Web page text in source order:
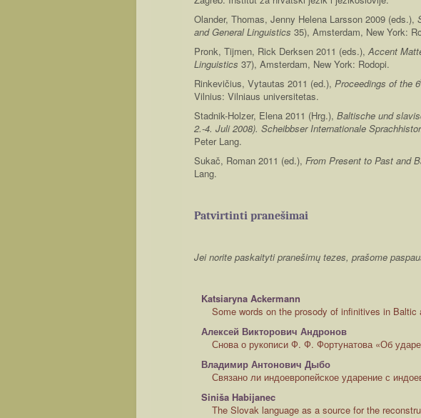
Olander, Thomas, Jenny Helena Larsson 2009 (eds.),
and General Linguistics 35), Amsterdam, New York:
Pronk, Tijmen, Rick Derksen 2011 (eds.),Accent
Linguistics 37), Amsterdam, New York: Rodopi.
Rinkevičius, Vytautas 2011 (ed.), Proceedings of the 6
Vilnius: Vilniaus universitetas.
Stadnik-Holzer, Elena 2011 (Hrg.), Baltische und
2.-4. Juli 2008). Scheibbser Internationale
Peter Lang.
Sukač, Roman 2011 (ed.), From Present to Past and
Lang.
Patvirtinti pranešimai
Jei norite paskaityti pranešimų tezes, prašome
Katsiaryna Ackermann
Some words on the prosody of infinitives in Baltic
Алексей Викторович Андронов
Снова о рукописи Ф. Ф. Фортунатова «Об
Владимир Антонович Дыбо
Связано ли индоевропейское ударение с
Siniša Habijanec
The Slovak language as a source for the